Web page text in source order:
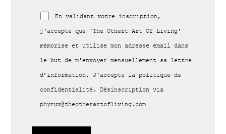
En validant votre inscription,
j'accepte que 'The Othert Art Of Living'
mémorise et utilise mon adresse email dans
le but de m'envoyer mensuellement sa lettre
d’information. J'accepte la politique de
confidentialité. Désinscription via
phyrum@theotherartofliving.com